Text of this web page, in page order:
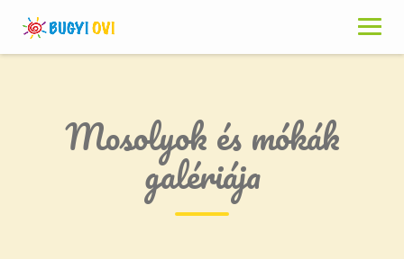
content
Mosolyok és mókák
galériája